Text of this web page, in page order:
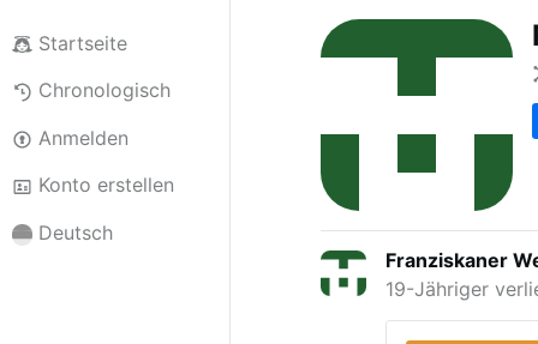
Startseite
Chronologisch
Anmelden
Konto erstellen
Deutsch
Franziskaner
19-Jähriger